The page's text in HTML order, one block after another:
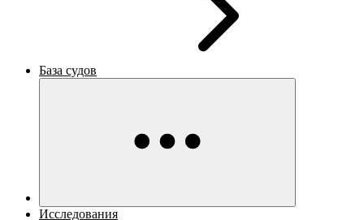
База судов
Исследования